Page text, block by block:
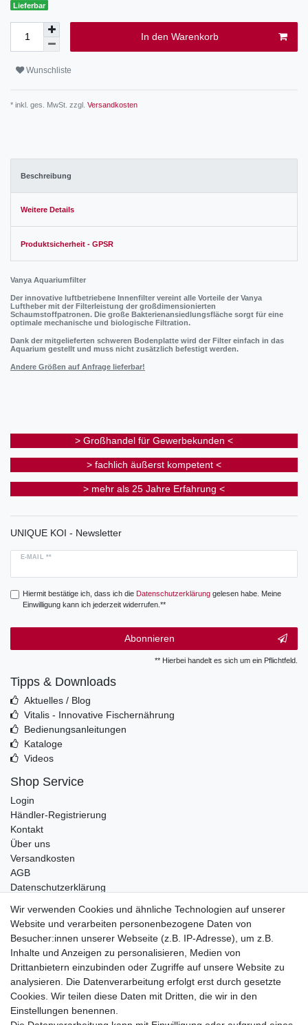
Lieferbar
In den Warenkorb
Wunschliste
* inkl. ges. MwSt. zzgl. Versandkosten
Beschreibung
Weitere Details
Produktsicherheit - GPSR
Vanya Aquariumfilter
Der innovative luftbetriebene Innenfilter vereint alle Vorteile der Vanya
Luftheber mit der Filterleistung der großdimensionierten
Schaumstoffpatronen. Die große Bakterienansiedlungsfläche sorgt für eine
optimale mechanische und biologische Filtration.
Dank der mitgelieferten schweren Bodenplatte wird der Filter einfach in das
Aquarium gestellt und muss nicht zusätzlich befestigt werden.
Andere Größen auf Anfrage lieferbar!
> Großhandel für Gewerbekunden <
> fachlich äußerst kompetent <
> mehr als 25 Jahre Erfahrung <
UNIQUE KOI - Newsletter
E-MAIL **
Hiermit bestätige ich, dass ich die Daten­schutz­erklärunggelesen habe. Meine
Einwilligung kann ich jederzeit widerrufen.**
Abonnieren
** Hierbei handelt es sich um ein Pflichtfeld.
Tipps & Downloads
Aktuelles / Blog
Vitalis - Innovative Fischernährung
Bedienungsanleitungen
Kataloge
Videos
Shop Service
Login
Händler-Registrierung
Kontakt
Über uns
Versandkosten
AGB
Datenschutzerklärung
Telefonische Beratung und Unterstützung für Händler unter:
+49 2851 5895-0
Montag - Donnerstag: 08.00 - 16.30 Uhr
Freitag: 08.00 - 16.00 Uhr
Wir sind ein Großhandel, bitte wenden Sie sich als
Wir verwenden Cookies und ähnliche Technologien auf unserer
Website und verarbeiten personenbezogene Daten von
Besucher:innen unserer Webseite (z.B. IP-Adresse), um z.B.
Inhalte und Anzeigen zu personalisieren, Medien von
Drittanbietern einzubinden oder Zugriffe auf unsere Website zu
analysieren. Die Datenverarbeitung erfolgt erst durch gesetzte
Cookies. Wir teilen diese Daten mit Dritten, die wir in den
Einstellungen benennen.